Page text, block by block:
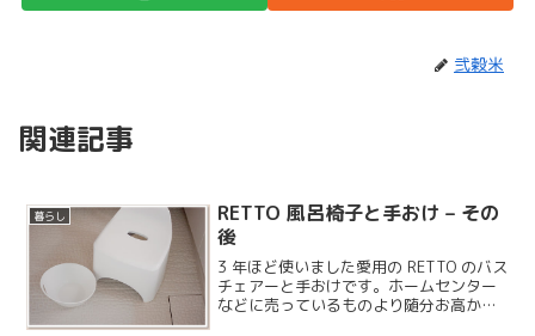
弐穀米
関連記事
暮らし
RETTO 風呂椅子と手おけ – その
後
3 年ほど使いました愛用の RETTO のバス
チェアーと手おけです。ホームセンター
などに売っているものより随分お高かっ